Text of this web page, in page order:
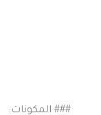
### المكونات: